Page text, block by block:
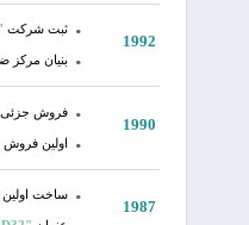
1992
ثبت شرکت
بنیان مرکز
1990
فروش جزئی
اولین
1987
ساخت